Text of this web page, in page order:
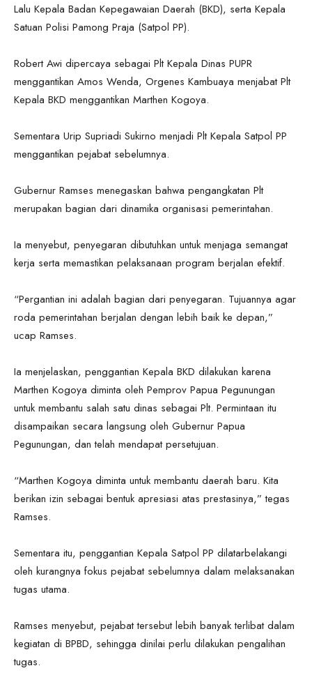
Lalu Kepala Badan Kepegawaian Daerah (BKD), serta Kepala
Satuan Polisi Pamong Praja (Satpol PP).
Robert Awi dipercaya sebagai Plt Kepala Dinas PUPR
menggantikan Amos Wenda, Orgenes Kambuaya menjabat Plt
Kepala BKD menggantikan Marthen Kogoya.
Sementara Urip Supriadi Sukirno menjadi Plt Kepala Satpol PP
menggantikan pejabat sebelumnya.
Gubernur Ramses menegaskan bahwa pengangkatan Plt
merupakan bagian dari dinamika organisasi pemerintahan.
Ia menyebut, penyegaran dibutuhkan untuk menjaga semangat
kerja serta memastikan pelaksanaan program berjalan efektif.
“Pergantian ini adalah bagian dari penyegaran. Tujuannya agar
roda pemerintahan berjalan dengan lebih baik ke depan,”
ucap Ramses.
Ia menjelaskan, penggantian Kepala BKD dilakukan karena
Marthen Kogoya diminta oleh Pemprov Papua Pegunungan
untuk membantu salah satu dinas sebagai Plt. Permintaan itu
disampaikan secara langsung oleh Gubernur Papua
Pegunungan, dan telah mendapat persetujuan.
“Marthen Kogoya diminta untuk membantu daerah baru. Kita
berikan izin sebagai bentuk apresiasi atas prestasinya,” tegas
Ramses.
Sementara itu, penggantian Kepala Satpol PP dilatarbelakangi
oleh kurangnya fokus pejabat sebelumnya dalam melaksanakan
tugas utama.
Ramses menyebut, pejabat tersebut lebih banyak terlibat dalam
kegiatan di BPBD, sehingga dinilai perlu dilakukan pengalihan
tugas.